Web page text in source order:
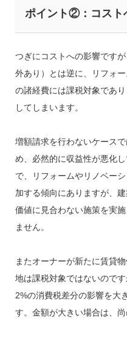
ポイント②：コスト
つぎにコストへの影響です
外あり）とは逆に、リフォ
の諸経費には課税対象であ
してしまいます。
増額請求を行わないケース
め、必然的に収益性が悪化
で、リフォームやリノベー
加する傾向にありますが、
価値に見合わない施策を実
ません。
またオーナーが新たに賃貸
地は課税対象ではないので
2%の消費税差分の影響を大
す。金額が大きい場合は、尚